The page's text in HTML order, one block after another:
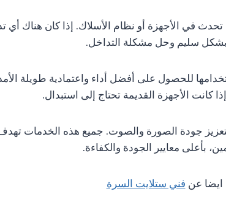
تحدث في الأجهزة أو نظام الأسلاك. إذا كان هناك
سليم وحل مشكلة التداخل.
للحصول على أفضل أداء واعتمادية طويلة
كانت الأجهزة القديمة تحتاج إلى استبدال.
جودة الصورة والصوت. جميع هذه الخدمات
بأعلى معايير الجودة والكفاءة.
ايضا عنفني ستلايت السرة